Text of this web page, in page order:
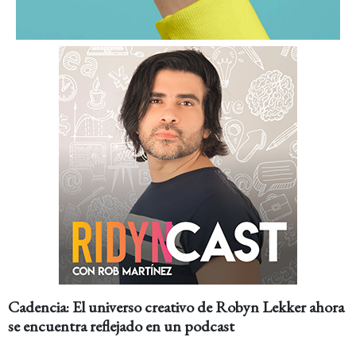
Cadencia: El universo creativo de Robyn Lekker ahora
se encuentra reflejado en un podcast